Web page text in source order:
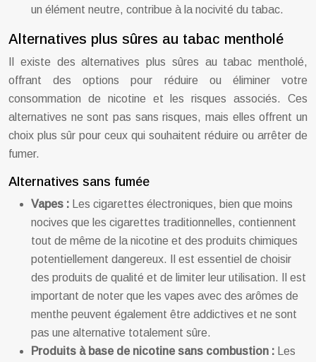
un élément neutre, contribue à la nocivité du tabac.
Alternatives plus sûres au tabac mentholé
Il existe des alternatives plus sûres au tabac mentholé,
offrant des options pour réduire ou éliminer votre
consommation de nicotine et les risques associés. Ces
alternatives ne sont pas sans risques, mais elles offrent un
choix plus sûr pour ceux qui souhaitent réduire ou arrêter de
fumer.
Alternatives sans fumée
Vapes :
Les cigarettes électroniques, bien que moins
nocives que les cigarettes traditionnelles, contiennent
tout de même de la nicotine et des produits chimiques
potentiellement dangereux. Il est essentiel de choisir
des produits de qualité et de limiter leur utilisation. Il est
important de noter que les vapes avec des arômes de
menthe peuvent également être addictives et ne sont
pas une alternative totalement sûre.
Produits à base de nicotine sans combustion :
Les